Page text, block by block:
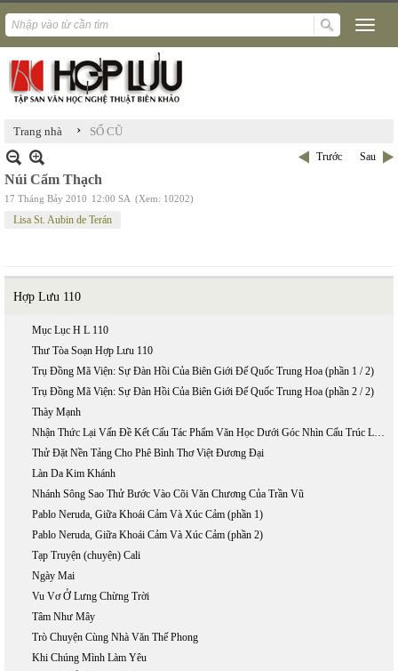
Trang nhà › SỐ CŨ
Trước Sau
Núi Cẩm Thạch
17 Tháng Bảy 2010 12:00 SA (Xem: 10202)
Lisa St. Aubin de Terán
Hợp Lưu 110
Mục Lục H L 110
Thư Tòa Soạn Hợp Lưu 110
Trụ Đồng Mã Viện: Sự Đàn Hồi Của Biên Giới Đế Quốc Trung Hoa (phần 1 / 2)
Trụ Đồng Mã Viện: Sự Đàn Hồi Của Biên Giới Đế Quốc Trung Hoa (phần 2 / 2)
Thày Mạnh
Nhận Thức Lại Vấn Đề Kết Cấu Tác Phẩm Văn Học Dưới Góc Nhìn Cấu Trúc Luận
Thử Đặt Nền Tảng Cho Phê Bình Thơ Việt Đương Đại
Làn Da Kim Khánh
Nhánh Sông Sao Thử Bước Vào Cõi Văn Chương Của Trần Vũ
Pablo Neruda, Giữa Khoái Cảm Và Xúc Cảm (phần 1)
Pablo Neruda, Giữa Khoái Cảm Và Xúc Cảm (phần 2)
Tạp Truyện (chuyện) Cali
Ngày Mai
Vu Vơ Ở Lưng Chừng Trời
Tâm Như Mây
Trò Chuyện Cùng Nhà Văn Thế Phong
Khi Chúng Mình Làm Yêu